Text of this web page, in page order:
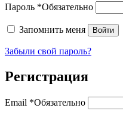
Пароль *Обязательно
Запомнить меня Войти
Забыли свой пароль?
Регистрация
Email *Обязательно